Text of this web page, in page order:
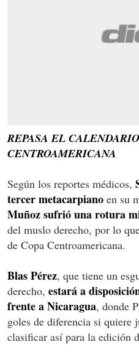
REPASA EL
CENTROAMERICANA
Según los reportes médicos,
tercer metacarpiano en su
Muñoz sufrió una rotura
del muslo derecho, por lo
de Copa Centroamericana.
Blas Pérez, que tiene un
derecho, estará a
frente a Nicaragua, donde
goles de diferencia si
clasificar así para la edición